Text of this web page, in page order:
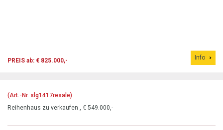
PREIS ab: € 825.000,- Info
(Art.-Nr. slg1417resale)
Reihenhaus zu verkaufen , € 549.000,-